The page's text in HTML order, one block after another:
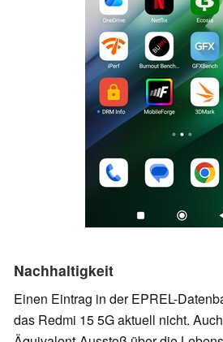
Nachhaltigkeit
Einen Eintrag in der EPREL-
das Redmi 15 5G aktuell nicht.